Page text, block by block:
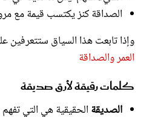
الصداقة كنز يكتسب قيمة مع
وإذا تابعت هذا السياق ستتعرفين
العمر والصداقة
كلمات رقيقة لأرق صديقة
الصديقةالحقيقية هي التي